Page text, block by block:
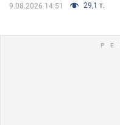
9.08.2026 14:51 29,1 т.